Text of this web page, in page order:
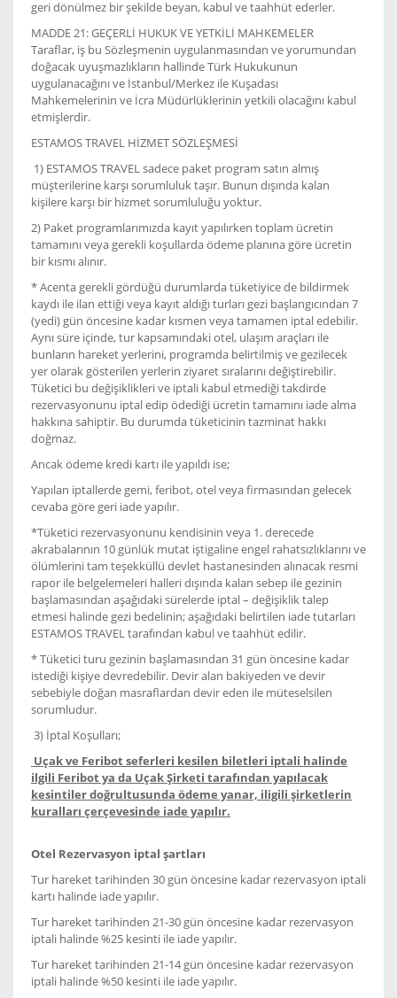
geri dönülmez bir şekilde beyan, kabul ve taahhüt ederler.
MADDE 21: GEÇERLİ HUKUK VE YETKİLİ MAHKEMELER
Taraflar, iş bu Sözleşmenin uygulanmasından ve yorumundan
doğacak uyuşmazlıkların hallinde Türk Hukukunun
uygulanacağını ve İstanbul/Merkez ile Kuşadası
Mahkemelerinin ve İcra Müdürlüklerinin yetkili olacağını kabul
etmişlerdir.
ESTAMOS TRAVEL HİZMET SÖZLEŞMESİ
1) ESTAMOS TRAVEL sadece paket program satın almış
müşterilerine karşı sorumluluk taşır. Bunun dışında kalan
kişilere karşı bir hizmet sorumluluğu yoktur.
2) Paket programlarımızda kayıt yapılırken toplam ücretin
tamamını veya gerekli koşullarda ödeme planına göre ücretin
bir kısmı alınır.
* Acenta gerekli gördüğü durumlarda tüketiyice de bildirmek
kaydı ile ilan ettiği veya kayıt aldığı turları gezi başlangıcından 7
(yedi) gün öncesine kadar kısmen veya tamamen iptal edebilir.
Aynı süre içinde, tur kapsamındaki otel, ulaşım araçları ile
bunların hareket yerlerini, programda belirtilmiş ve gezilecek
yer olarak gösterilen yerlerin ziyaret sıralarını değiştirebilir.
Tüketici bu değişiklikleri ve iptali kabul etmediği takdirde
rezervasyonunu iptal edip ödediği ücretin tamamını iade alma
hakkına sahiptir. Bu durumda tüketicinin tazminat hakkı
doğmaz.
Ancak ödeme kredi kartı ile yapıldı ise;
Yapılan iptallerde gemi, feribot, otel veya firmasından gelecek
cevaba göre geri iade yapılır.
*Tüketici rezervasyonunu kendisinin veya 1. derecede
akrabalarının 10 günlük mutat iştigaline engel rahatsızlıklarını ve
ölümlerini tam teşekküllü devlet hastanesinden alınacak resmi
rapor ile belgelemeleri halleri dışında kalan sebep ile gezinin
başlamasından aşağıdaki sürelerde iptal – değişiklik talep
etmesi halinde gezi bedelinin; aşağıdaki belirtilen iade tutarları
ESTAMOS TRAVEL tarafından kabul ve taahhüt edilir.
* Tüketici turu gezinin başlamasından 31 gün öncesine kadar
istediği kişiye devredebilir. Devir alan bakiyeden ve devir
sebebiyle doğan masraflardan devir eden ile müteselsilen
sorumludur.
3) İptal Koşulları;
Uçak ve Feribot seferleri kesilen biletleri iptali halinde
ilgili Feribot ya da Uçak Şirketi tarafından yapılacak
kesintiler doğrultusunda ödeme yanar, iligili şirketlerin
kuralları çerçevesinde iade yapılır.
Otel Rezervasyon iptal şartları
Tur hareket tarihinden 30 gün öncesine kadar rezervasyon iptali
kartı halinde iade yapılır.
Tur hareket tarihinden 21-30 gün öncesine kadar rezervasyon
iptali halinde %25 kesinti ile iade yapılır.
Tur hareket tarihinden 21-14 gün öncesine kadar rezervasyon
iptali halinde %50 kesinti ile iade yapılır.